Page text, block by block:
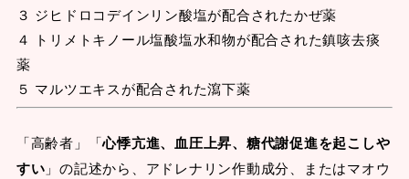
３ ジヒドロコデインリン酸塩が配合されたかぜ薬
４ トリメトキノール塩酸塩水和物が配合された鎮咳去痰
薬
５ マルツエキスが配合された瀉下薬
「高齢者」「心悸亢進、血圧上昇、糖代謝促進を起こしや
すい 」の記述から、アドレナリン作動成分、またはマオウ